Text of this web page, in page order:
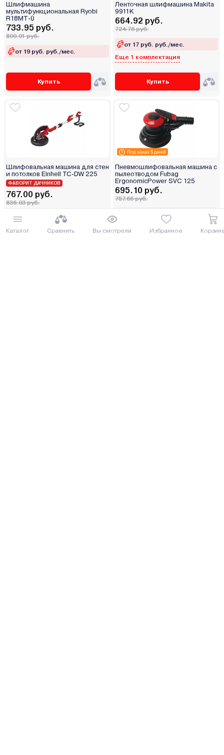
Каталог Сравнить Вы смотрели Избранное
Шлифмашина
мультифункциональная Ryobi
R18MT-0
733.95 руб.
800.01 руб.
от 19 руб. руб./мес.
Купить
Ленточная шлифмашина Makita
9911K
664.92 руб.
724.76 руб.
от 17 руб. руб./мес.
Еще 1 комплектация
Купить
Шлифовальная машина для стен
и потолков Einhell TC-DW 225
ФАВОРИТ ДАЧНИКОВ
767.00 руб.
836.03 руб.
от 19 руб. руб./мес.
Под заказ 5 дней
Пневмошлифовальная машина с
пылеотводом Fubag
ErgonomicPower SVC 125
695.10 руб.
757.66 руб.
от 18 руб. руб./мес.